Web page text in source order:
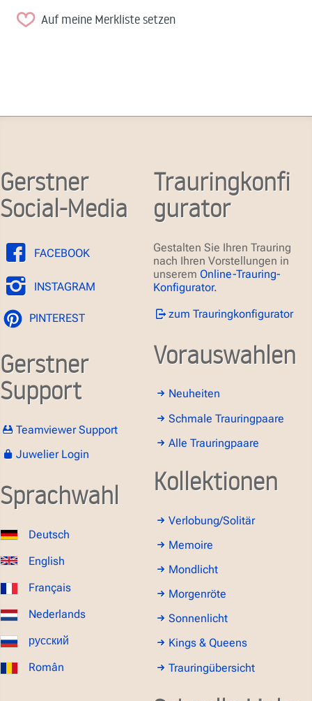
Auf meine Merkliste setzen
Gerstner
Social-Media
FACEBOOK
INSTAGRAM
PINTEREST
Gerstner
Support
Teamviewer Support
Juwelier Login
Sprachwahl
Deutsch
English
Français
Nederlands
русский
Român
Trauringkonfi
gurator
Gestalten Sie Ihren Trauring
nach Ihren Vorstellungen in
unserem Online-Trauring-
Konfigurator.
zum Trauringkonfigurator
Vorauswahlen
Neuheiten
Schmale Trauringpaare
Alle Trauringpaare
Kollektionen
Verlobung/Solitär
Memoire
Mondlicht
Morgenröte
Sonnenlicht
Kings & Queens
Trauringübersicht